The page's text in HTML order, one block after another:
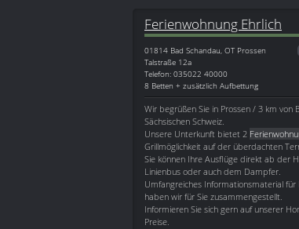
Ferienwohnung Ehrlich
01814 Bad Schandau, OT Prossen
Talstraße 12a
Telefon: 035022 40000
8 Betten + zusätzlich Aufbettung
Wir begrüßen Sie in Prossen / 3 km von
Sächsischen Schweiz.
Unsere Unterkunft bietet 2
Grillmöglichkeit auf der überdachten
Sie können Ihre Ausflüge direkt ab der
Linienbus oder auch dem Dampfer.
Umfangreiches Informationsmaterial
haben wir für Sie zusammengestellt.
Informieren Sie sich gern auf unserer
Preise.